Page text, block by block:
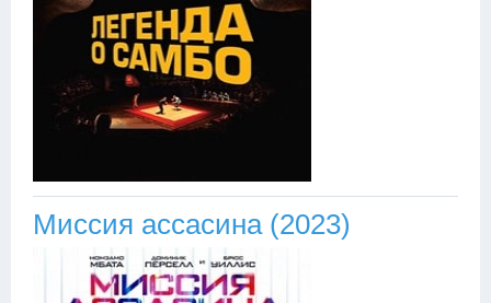
Миссия ассасина (2023)